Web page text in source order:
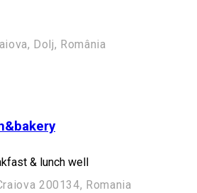
Dolj, România
& lunch well
200134, Romania